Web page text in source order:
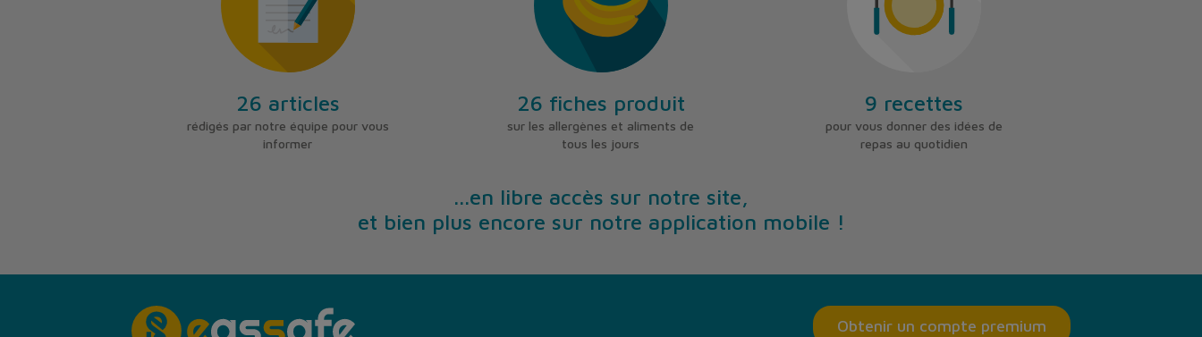
26 articles
rédigés par notre équipe pour vous
informer
26 fiches produit
sur les allergènes et aliments de
tous les jours
9 recettes
pour vous donner des idées de
repas au quotidien
...en libre accès sur notre site,
et bien plus encore sur notre application mobile !
Obtenir un compte premium